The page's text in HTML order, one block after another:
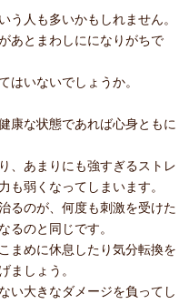
う人も多いかもしれません。
あとまわしにになりがちで
はいないでしょうか。
康な状態であれば心身ともに
、あまりにも強すぎるストレ
も弱くなってしまいます。
るのが、何度も刺激を受けた
るのと同じです。
まめに休息したり気分転換を
ましょう。
い大きなダメージを負ってし